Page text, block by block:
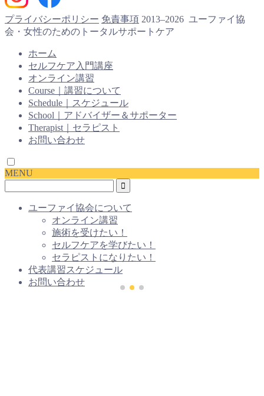
プライバシーポリシー 免責事項 2013–2026 ユーファイ協
会・女性のためのトータルサポートケア
ホーム
セルフケア入門講座
オンライン講習
Course｜講習について
Schedule｜スケジュール
School｜アドバイザー＆サポーター
Therapist｜セラピスト
お問い合わせ
MENU
ユーファイ協会について
オンライン講習
施術を受けたい！
セルフケアを学びたい！
セラピストになりたい！
代表講習スケジュール
お問い合わせ